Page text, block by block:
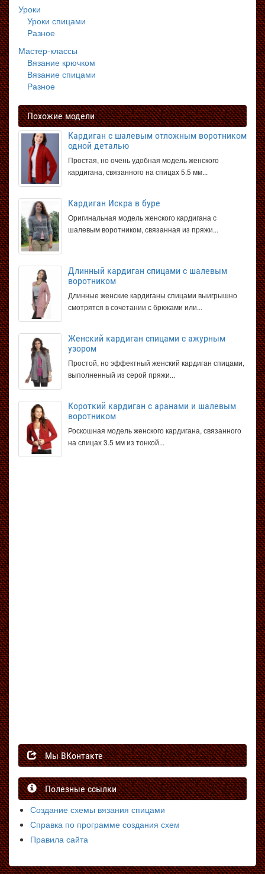
Уроки
Уроки спицами
Разное
Мастер-классы
Вязание крючком
Вязание спицами
Разное
Похожие модели
Кардиган с шалевым отложным воротником
одной деталью
Простая, но очень удобная модель женского
кардигана, связанного на спицах 5.5 мм...
Кардиган Искра в буре
Оригинальная модель женского кардигана с
шалевым воротником, связанная из пряжи...
Длинный кардиган спицами с шалевым
воротником
Длинные женские кардиганы спицами выигрышно
смотрятся в сочетании с брюками или...
Женский кардиган спицами с ажурным
узором
Простой, но эффектный женский кардиган спицами,
выполненный из серой пряжи...
Короткий кардиган с аранами и шалевым
воротником
Роскошная модель женского кардигана, связанного
на спицах 3.5 мм из тонкой...
Мы ВКонтакте
Полезные ссылки
Создание схемы вязания спицами
Справка по программе создания схем
Правила сайта